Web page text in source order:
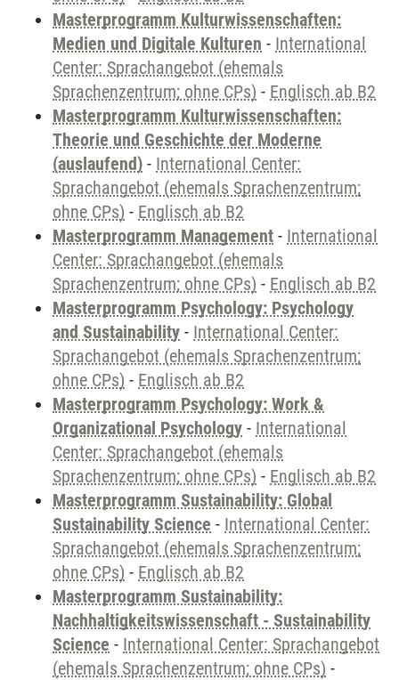
Masterprogramm Kulturwissenschaften:
Medien und Digitale Kulturen - International
Center: Sprachangebot (ehemals
Sprachenzentrum; ohne CPs) - Englisch ab B2
Masterprogramm Kulturwissenschaften:
Theorie und Geschichte der Moderne
(auslaufend) - International Center:
Sprachangebot (ehemals Sprachenzentrum;
ohne CPs) - Englisch ab B2
Masterprogramm Management - International
Center: Sprachangebot (ehemals
Sprachenzentrum; ohne CPs) - Englisch ab B2
Masterprogramm Psychology: Psychology
and Sustainability - International Center:
Sprachangebot (ehemals Sprachenzentrum;
ohne CPs) - Englisch ab B2
Masterprogramm Psychology: Work &
Organizational Psychology - International
Center: Sprachangebot (ehemals
Sprachenzentrum; ohne CPs) - Englisch ab B2
Masterprogramm Sustainability: Global
Sustainability Science - International Center:
Sprachangebot (ehemals Sprachenzentrum;
ohne CPs) - Englisch ab B2
Masterprogramm Sustainability:
Nachhaltigkeitswissenschaft - Sustainability
Science - International Center: Sprachangebot
(ehemals Sprachenzentrum; ohne CPs) -